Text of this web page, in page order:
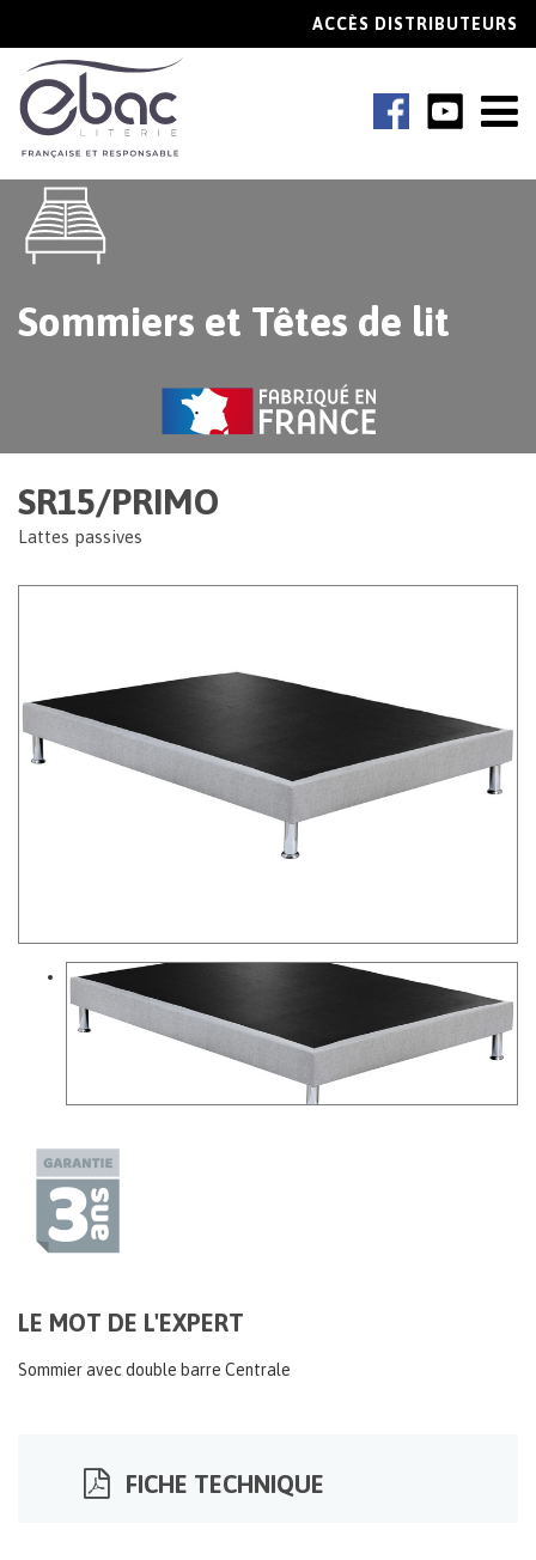
ACCÈS DISTRIBUTEURS
Sommiers et Têtes de lit
SR15/PRIMO
Lattes passives
LE MOT DE L'EXPERT
Sommier avec double barre Centrale
FICHE TECHNIQUE